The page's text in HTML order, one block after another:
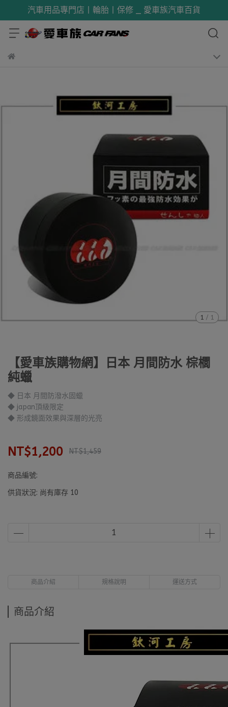
汽車用品專門店丨輪胎丨保修 _ 愛車族汽車百貨
1 / 1
【愛車族購物網】日本 月間防水 棕櫚
純蠟
◆ 日本 月間防潑水固蠟
◆ japan頂級限定
◆ 形成鏡面效果與深層的光亮
NT$1,200 NT$1,459
商品編號:
供貨狀況: 尚有庫存 10
商品介紹 規格說明 運送方式
商品介紹